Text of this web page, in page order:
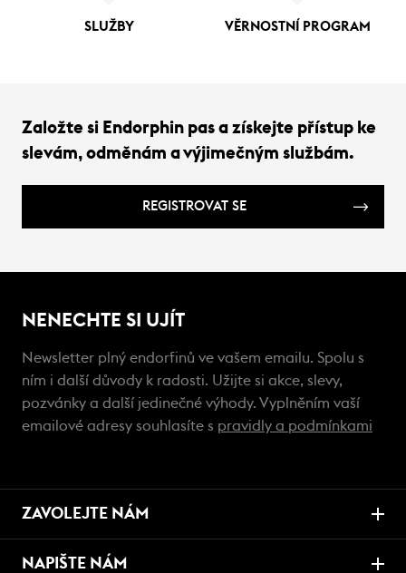
SLUŽBY VĚRNOSTNÍ PROGRAM
Založte si Endorphin pas a získejte přístup ke
slevám, odměnám a výjimečným službám.
REGISTROVAT SE
NENECHTE SI UJÍT
Newsletter plný endorfinů ve vašem emailu. Spolu s
ním i další důvody k radosti. Užijte si akce, slevy,
pozvánky a další jedinečné výhody. Vyplněním vaší
emailové adresy souhlasíte s pravidly a podmínkami
ZAVOLEJTE NÁM
NAPIŠTE NÁM